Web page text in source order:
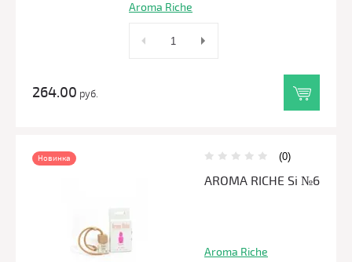
Aroma Riche
264.00 руб.
Новинка (0)
AROMA RICHE Si №6
Aroma Riche